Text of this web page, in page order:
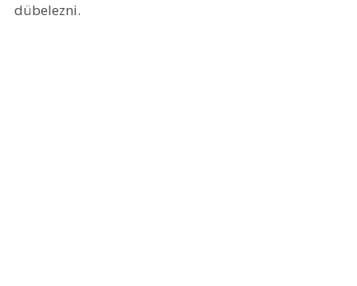
dübelezni.